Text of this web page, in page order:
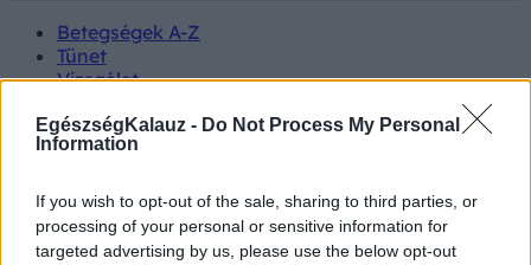
EgészségKalauz - Do Not Process My Personal
Information
If you wish to opt-out of the sale, sharing to third parties, or
processing of your personal or sensitive information for
targeted advertising by us, please use the below opt-out
Betegségek A-Z
Tünet
Vizsgálat
Életmódváltás
Kutatás
Hírek
Videók
Kisállatok egészsége